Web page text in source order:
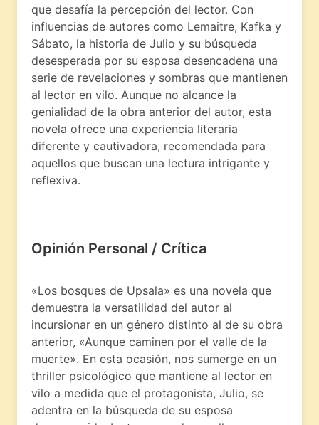
que desafía la percepción del lector. Con
influencias de autores como Lemaitre, Kafka y
Sábato, la historia de Julio y su búsqueda
desesperada por su esposa desencadena una
serie de revelaciones y sombras que mantienen
al lector en vilo. Aunque no alcance la
genialidad de la obra anterior del autor, esta
novela ofrece una experiencia literaria
diferente y cautivadora, recomendada para
aquellos que buscan una lectura intrigante y
reflexiva.
Opinión Personal / Crítica
«Los bosques de Upsala» es una novela que
demuestra la versatilidad del autor al
incursionar en un género distinto al de su obra
anterior, «Aunque caminen por el valle de la
muerte». En esta ocasión, nos sumerge en un
thriller psicológico que mantiene al lector en
vilo a medida que el protagonista, Julio, se
adentra en la búsqueda de su esposa